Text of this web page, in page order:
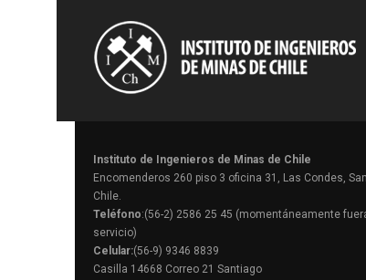
Instituto de Ingenieros de Minas de Chile
Encomenderos 260 piso 3 oficina 31, Las Condes,
Chile.
Teléfono:(56-2) 2586 25 45 (momentáneamente
servicio)
Celular:(56-9) 9346 8839
Casilla 14668 Correo 21 Santiago